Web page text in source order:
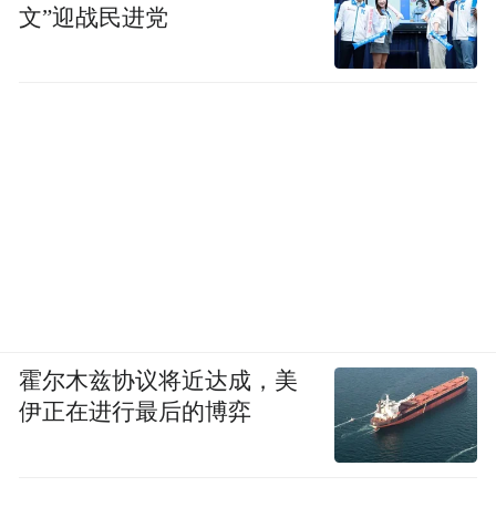
文”迎战民进党
霍尔木兹协议将近达成，美
伊正在进行最后的博弈